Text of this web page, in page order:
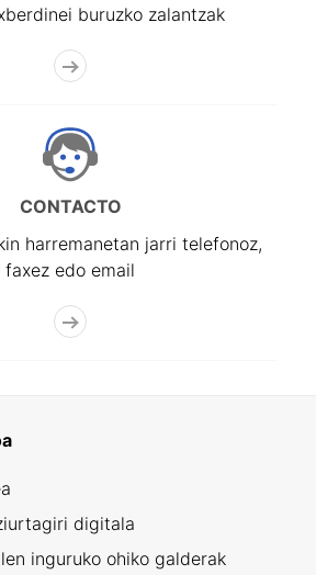
buruzko zalantzak
CONTACTO
harremanetan jarri telefonoz,
faxez edo email
digitala
inguruko ohiko galderak